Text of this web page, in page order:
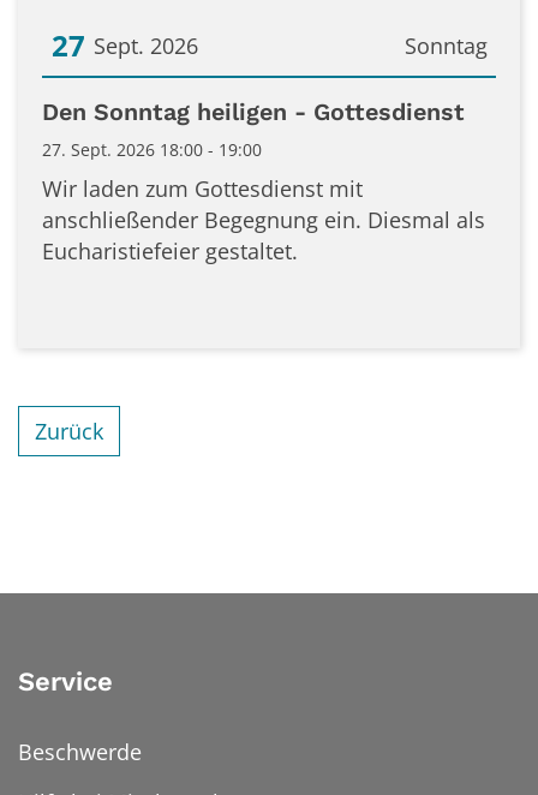
Sonntag
27 Sept. 2026
Datum: 27. September 2026
Den Sonntag heiligen - Gottesdienst
27. Sept. 2026 18:00 - 19:00
Wir laden zum Gottesdienst mit
anschließender Begegnung ein. Diesmal als
Eucharistiefeier gestaltet.
Zurück
Service
Beschwerde